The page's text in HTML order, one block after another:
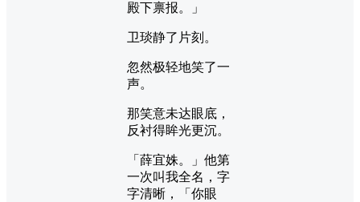
殿下禀报。」
卫琰静了片刻。
忽然极轻地笑了一
声。
那笑意未达眼底，
反衬得眸光更沉。
「薛宜姝。」他第
一次叫我全名，字
字清晰，「你眼